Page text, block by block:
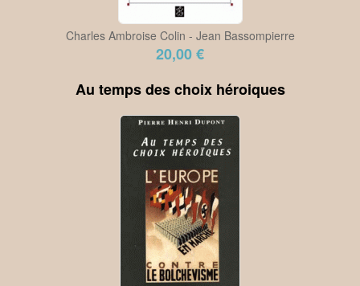
Charles Ambroise Colin - Jean Bassompierre
20,00 €
Au temps des choix héroiques